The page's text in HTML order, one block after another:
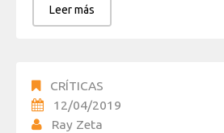
Leer más
CRÍTICAS
12/04/2019
Ray Zeta